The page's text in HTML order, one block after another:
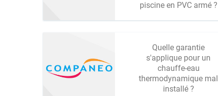
piscine en PVC armé ?
Quelle garantie
s'applique pour un
chauffe-eau
thermodynamique mal
installé ?